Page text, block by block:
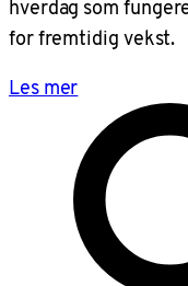
hverdag som
for fremtidig vekst.
Les mer